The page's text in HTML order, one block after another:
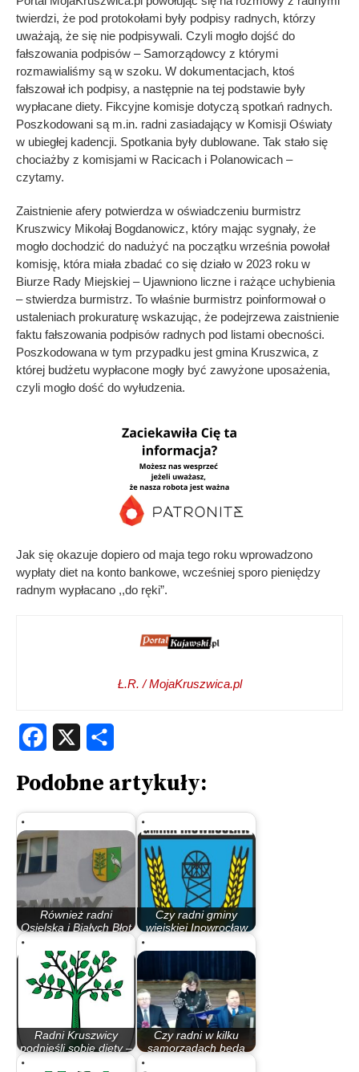
twierdzi, że pod protokołami były podpisy radnych, którzy
uważają, że się nie podpisywali. Czyli mogło dojść do
fałszowania podpisów – Samorządowcy z którymi
rozmawialiśmy są w szoku. W dokumentacjach, ktoś
fałszował ich podpisy, a następnie na tej podstawie były
wypłacane diety. Fikcyjne komisje dotyczą spotkań radnych.
Poszkodowani są m.in. radni zasiadający w Komisji Oświaty
w ubiegłej kadencji. Spotkania były dublowane. Tak stało się
chociażby z komisjami w Racicach i Polanowicach –
czytamy.
Zaistnienie afery potwierdza w oświadczeniu burmistrz
Kruszwicy Mikołaj Bogdanowicz, który mając sygnały, że
mogło dochodzić do nadużyć na początku września powołał
komisję, która miała zbadać co się działo w 2023 roku w
Biurze Rady Miejskiej – Ujawniono liczne i rażące uchybienia
– stwierdza burmistrz. To właśnie burmistrz poinformował o
ustaleniach prokuraturę wskazując, że podejrzewa zaistnienie
faktu fałszowania podpisów radnych pod listami obecności.
Poszkodowana w tym przypadku jest gmina Kruszwica, z
której budżetu wypłacone mogły być zawyżone uposażenia,
czyli mogło dość do wyłudzenia.
Jak się okazuje dopiero od maja tego roku wprowadzono
wypłaty diet na konto bankowe, wcześniej sporo pieniędzy
radnym wypłacano ,,do ręki”.
Ł.R. / MojaKruszwica.pl
Facebook
Podobne artykuły:
Również radni
Osielska i Białych Błot
Czy radni gminy
wiejskiej Inowrocław
Radni Kruszwicy
podnieśli sobie diety –
Czy radni w kilku
samorządach będą